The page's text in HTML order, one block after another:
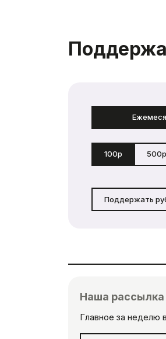
100р 500р
Поддержать
Наша рассылка
Главное за неделю